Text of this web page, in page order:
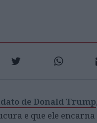
de Donald Trump
e que ele encarna